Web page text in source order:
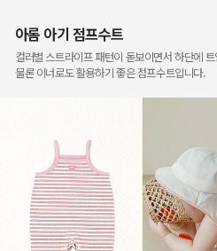
아롬 아기 점프수트
컬러별 스트라이프 패턴이 돋보이면서 하단에
물론 이너로도 활용하기 좋은 점프수트입니다.